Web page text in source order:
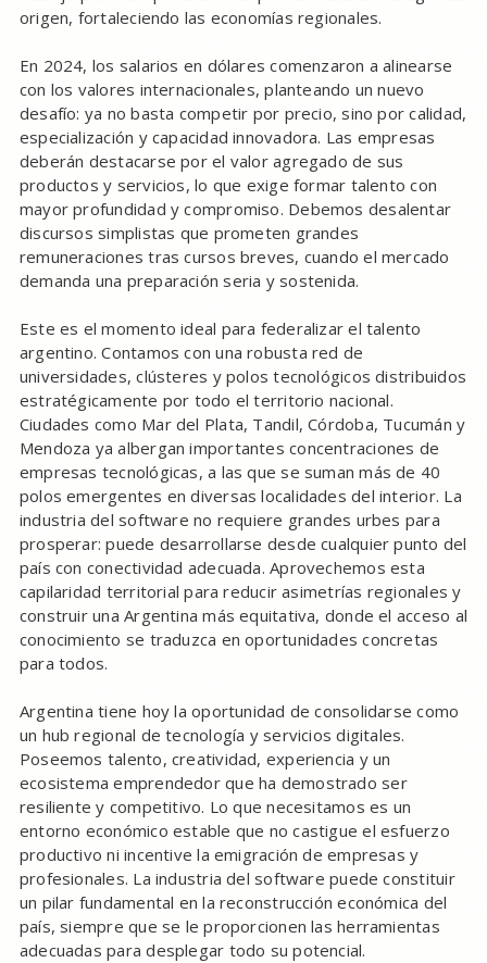
origen, fortaleciendo las economías regionales.
En 2024, los salarios en dólares comenzaron a alinearse
con los valores internacionales, planteando un nuevo
desafío: ya no basta competir por precio, sino por calidad,
especialización y capacidad innovadora. Las empresas
deberán destacarse por el valor agregado de sus
productos y servicios, lo que exige formar talento con
mayor profundidad y compromiso. Debemos desalentar
discursos simplistas que prometen grandes
remuneraciones tras cursos breves, cuando el mercado
demanda una preparación seria y sostenida.
Este es el momento ideal para federalizar el talento
argentino. Contamos con una robusta red de
universidades, clústeres y polos tecnológicos distribuidos
estratégicamente por todo el territorio nacional.
Ciudades como Mar del Plata, Tandil, Córdoba, Tucumán y
Mendoza ya albergan importantes concentraciones de
empresas tecnológicas, a las que se suman más de 40
polos emergentes en diversas localidades del interior. La
industria del software no requiere grandes urbes para
prosperar: puede desarrollarse desde cualquier punto del
país con conectividad adecuada. Aprovechemos esta
capilaridad territorial para reducir asimetrías regionales y
construir una Argentina más equitativa, donde el acceso al
conocimiento se traduzca en oportunidades concretas
para todos.
Argentina tiene hoy la oportunidad de consolidarse como
un hub regional de tecnología y servicios digitales.
Poseemos talento, creatividad, experiencia y un
ecosistema emprendedor que ha demostrado ser
resiliente y competitivo. Lo que necesitamos es un
entorno económico estable que no castigue el esfuerzo
productivo ni incentive la emigración de empresas y
profesionales. La industria del software puede constituir
un pilar fundamental en la reconstrucción económica del
país, siempre que se le proporcionen las herramientas
adecuadas para desplegar todo su potencial.